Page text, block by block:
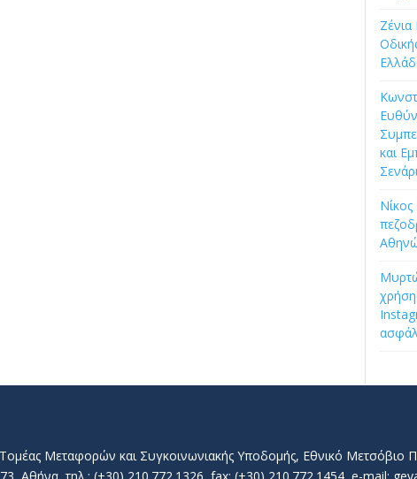
και
Μεταφορών και Συγκοινωνιακής Υποδομής, Εθνικό Μετσόβιο